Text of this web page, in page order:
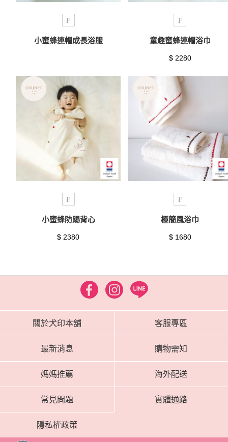
F
小蜜蜂連帽成長浴服
F
童趣蜜蜂連帽浴巾
$ 2280
F
小蜜蜂防踢背心
$ 2380
F
極簡風浴巾
$ 1680
關於犬印本舖 客服專區
最新消息 購物需知
媽媽推薦 海外配送
常見問題 實體通路
隱私權政策